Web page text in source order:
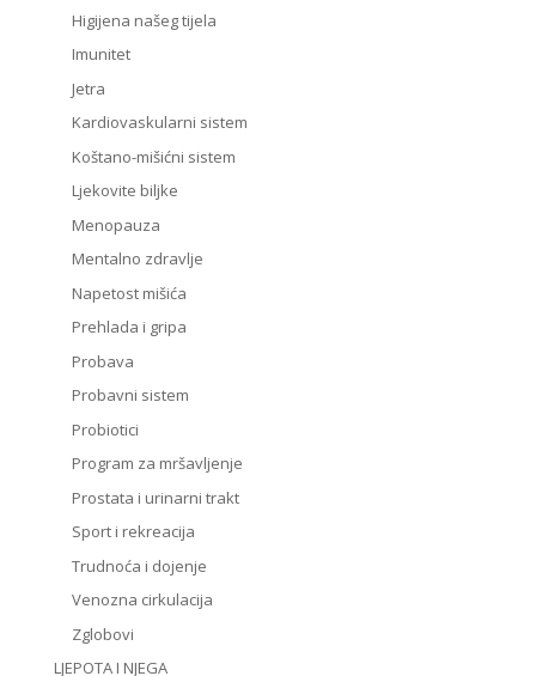
Higijena našeg tijela
Imunitet
Jetra
Kardiovaskularni sistem
Koštano-mišićni sistem
Ljekovite biljke
Menopauza
Mentalno zdravlje
Napetost mišića
Prehlada i gripa
Probava
Probavni sistem
Probiotici
Program za mršavljenje
Prostata i urinarni trakt
Sport i rekreacija
Trudnoća i dojenje
Venozna cirkulacija
Zglobovi
LJEPOTA I NJEGA